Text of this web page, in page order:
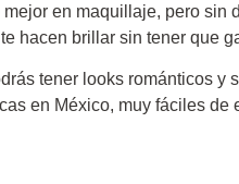
en maquillaje, pero sin
hacen brillar sin tener que
tener looks románticos y
en México, muy fáciles de